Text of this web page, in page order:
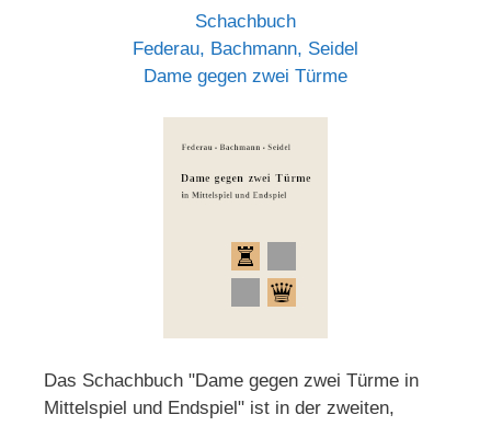
Schachbuch
Federau, Bachmann, Seidel
Dame gegen zwei Türme
Das Schachbuch "Dame gegen zwei Türme in
Mittelspiel und Endspiel" ist in der zweiten,